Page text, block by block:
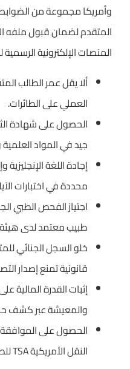
وأمريكا مجموعة من
المتقدم لضمان قبول ملفه
المنصات الإلكترونية الرسمية
العملي على الطائرات.
الحصول على شهادة
جيد في المواد العلمية
إجادة اللغة
محددة في اختبارات
اجتياز الفحص الطبي
طبيب معتمد لدى هيئة
خلو السجل الجنائي
قانونية تمنع إصدار
إثبات القدرة المالية
والمعيشة عبر كشف
الحصول على الموافقة
النقل الأمريكية TSA للطلاب في أمريكا.